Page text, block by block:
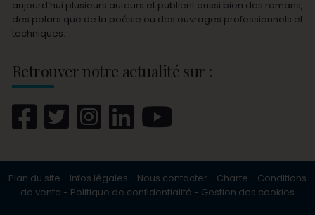
aujourd’hui plusieurs auteurs et publient aussi bien des romans,
des polars que de la poésie ou des ouvrages professionnels et
techniques.
Retrouver notre actualité sur :
Plan du site - Infos légales - Nous contacter - Charte - Conditions
de vente - Politique de confidentialité - Gestion des cookies